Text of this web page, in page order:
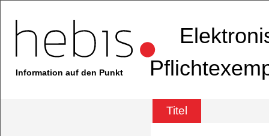
Information auf den Punkt
Titel